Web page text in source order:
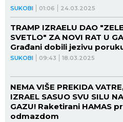
SUKOBI 01:06 24.03.2025
SUKOBI 09:43 18.03.2025
TRAMP IZRAELU DAO
SVETLO" ZA NOVI RAT U
Građani dobili jezivu
NEMA VIŠE PREKIDA
IZRAEL SASUO SVU SILU NA
GAZU! Raketirani HAMAS
odmazdom